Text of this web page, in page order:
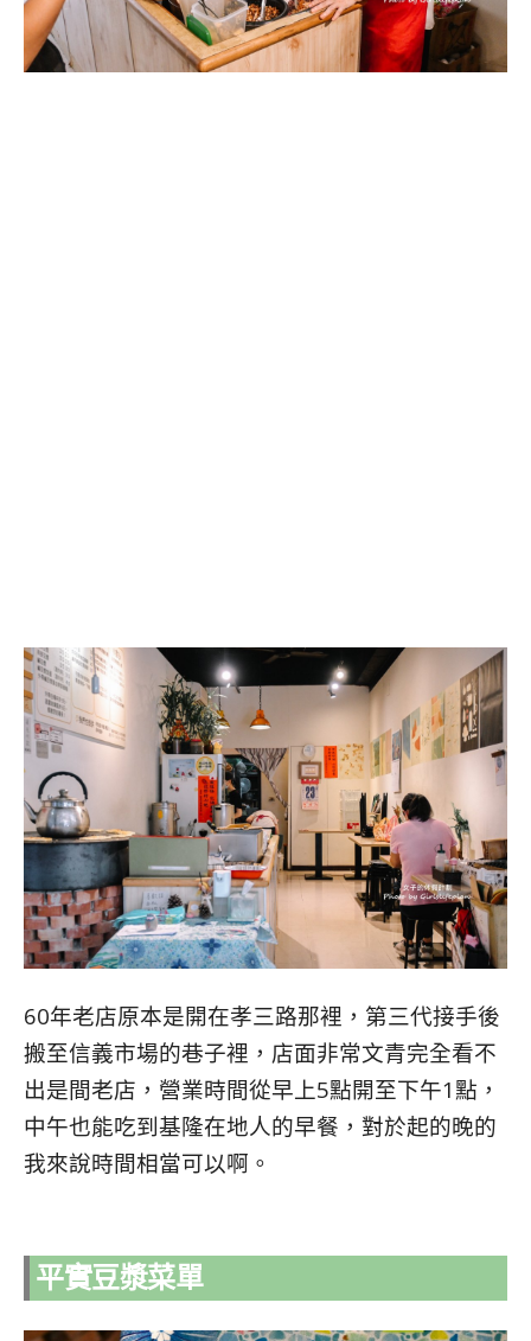
60年老店原本是開在孝三路那裡，第三代接手後
搬至信義市場的巷子裡，店面非常文青完全看不
出是間老店，營業時間從早上5點開至下午1點，
中午也能吃到基隆在地人的早餐，對於起的晚的
我來說時間相當可以啊。
平實豆漿菜單